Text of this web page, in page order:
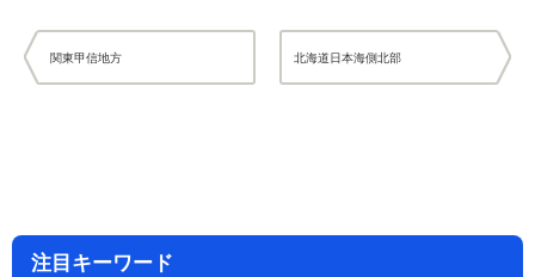
関東甲信地方 北海道日本海側北部
注目キーワード